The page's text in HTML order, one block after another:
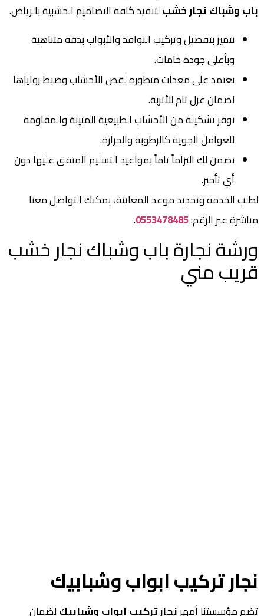
باب وشباك نجار خشبلتنفيذ كافة التصاميم الخشبية بالرياض.
نتميز بتفصيل وتركيب النوافذ والأبواب بدقة متناهية
وبأعلى جودة خامات.
نعتمد على معدات متطورة لقص الأخشاب وضبط زواياها
لضمان عزل تام للأتربة.
نوفر تشكيلة من الأخشاب الطبيعية المتينة والمقاومة
للعوامل الجوية كالرطوبة والحرارة.
نضمن لك التزاماً تاماً بمواعيد التسليم المتفق عليها دون
أي تأخير.
لطلب الخدمة وتحديد موعد المعاينة، يمكنك التواصل معنا
مباشرة عبر الرقم:0553478485
.
ورشة نجارة باب وشباك نجار خشب
قريب مني
نجار تركيب ابواب وشبابيك
تضم مؤسستنا أمهرنجار تركيب ابواب وشبابيكلضمان